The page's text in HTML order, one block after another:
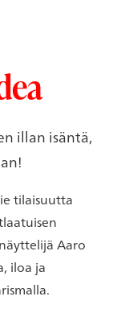
illan isäntä,
tilaisuutta
Aaro
iloa ja